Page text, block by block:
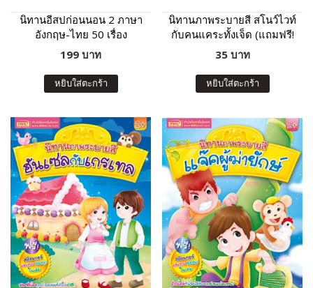
นิทานอีสปก่อนนอน 2 ภาษา
อังกฤษ-ไทย 50 เรื่อง
199 บาท
หยิบใส่ตะกร้า
นิทานภาพระบายสี สโนว์ไวท์
กับคนแคระทั้งเจ็ด (แถมฟรี!
สติกเกอร์)
35 บาท
หยิบใส่ตะกร้า